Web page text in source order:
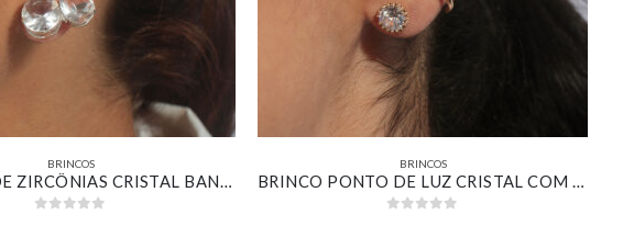
BRINCOS
EAR CUFF DE ZIRCÔNIAS CRISTAL BANHADO EM OURO BRANCO
BRINCOS
BRINCO PONTO DE LUZ CRISTAL COM MAXI PIERCING FIOS BANHADO EM OURO 18K